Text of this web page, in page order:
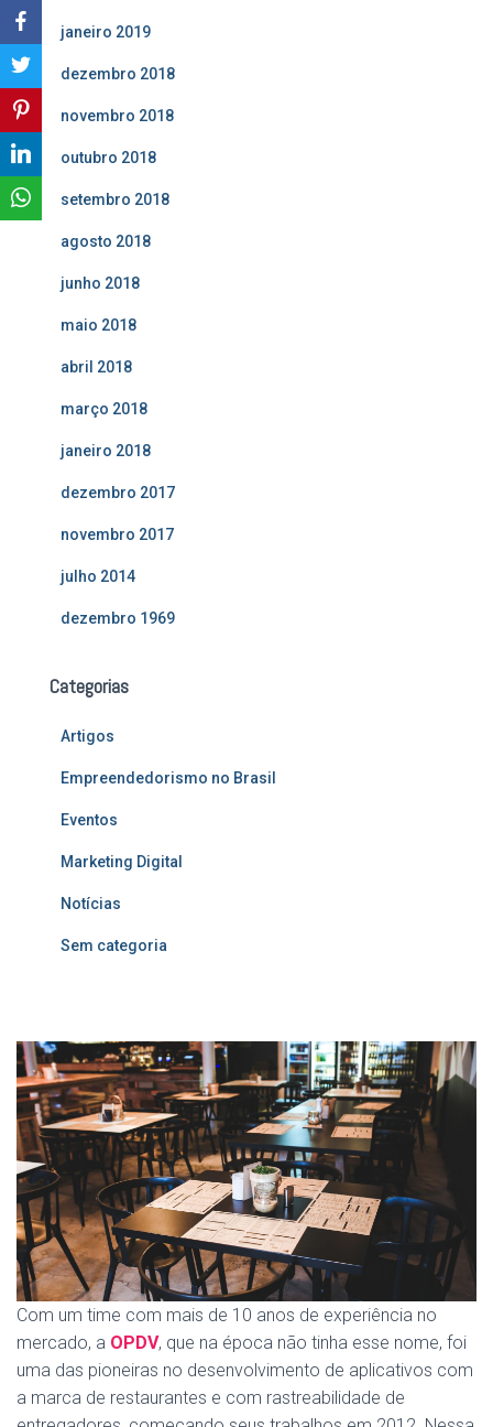
janeiro 2019
dezembro 2018
novembro 2018
outubro 2018
setembro 2018
agosto 2018
junho 2018
maio 2018
abril 2018
março 2018
janeiro 2018
dezembro 2017
novembro 2017
julho 2014
dezembro 1969
Categorias
Artigos
Empreendedorismo no Brasil
Eventos
Marketing Digital
Notícias
Sem categoria
Com um time com mais de 10 anos de experiência no
mercado, a OPDV, que na época não tinha esse nome, foi
uma das pioneiras no desenvolvimento de aplicativos com
a marca de restaurantes e com rastreabilidade de